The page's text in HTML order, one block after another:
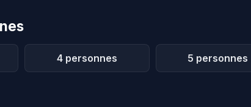
4 personnes 5 personnes